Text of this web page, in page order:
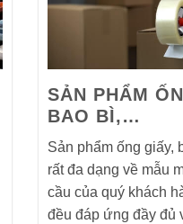
SẢN PHẨM
BAO BÌ,…
Sản phẩm ống giấy,
rất đa dạng về mẫu
cầu của quý khách
đều đáp ứng đầy đủ